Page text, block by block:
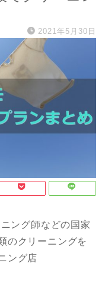
2021年5月30日
ング師などの国家
のクリーニングを
ング店